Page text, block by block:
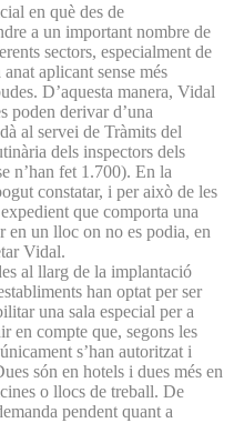
en què des de
a un important nombre de
sectors, especialment de
aplicant sense més
D’aquesta manera, Vidal
poden derivar d’una
al servei de Tràmits del
dels inspectors dels
n’han fet 1.700). En la
constatar, i per això de les
que comporta una
en un lloc on no es podia, en
Vidal.
al llarg de la implantació
han optat per ser
una sala especial per a
en compte que, segons les
s’han autoritzat i
són en hotels i dues més en
o llocs de treball. De
pendent quant a